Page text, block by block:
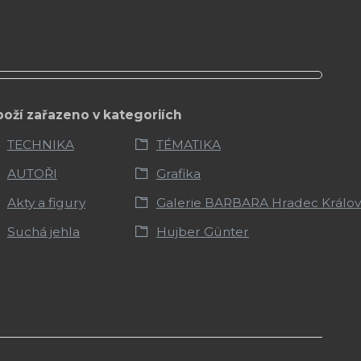
zařazeno v kategoriích
TECHNIKA
TÉMATIKA
AUTOŘI
Grafika
Akty a figury
Galerie BARBARA Hradec
Suchá jehla
Hujber Günter